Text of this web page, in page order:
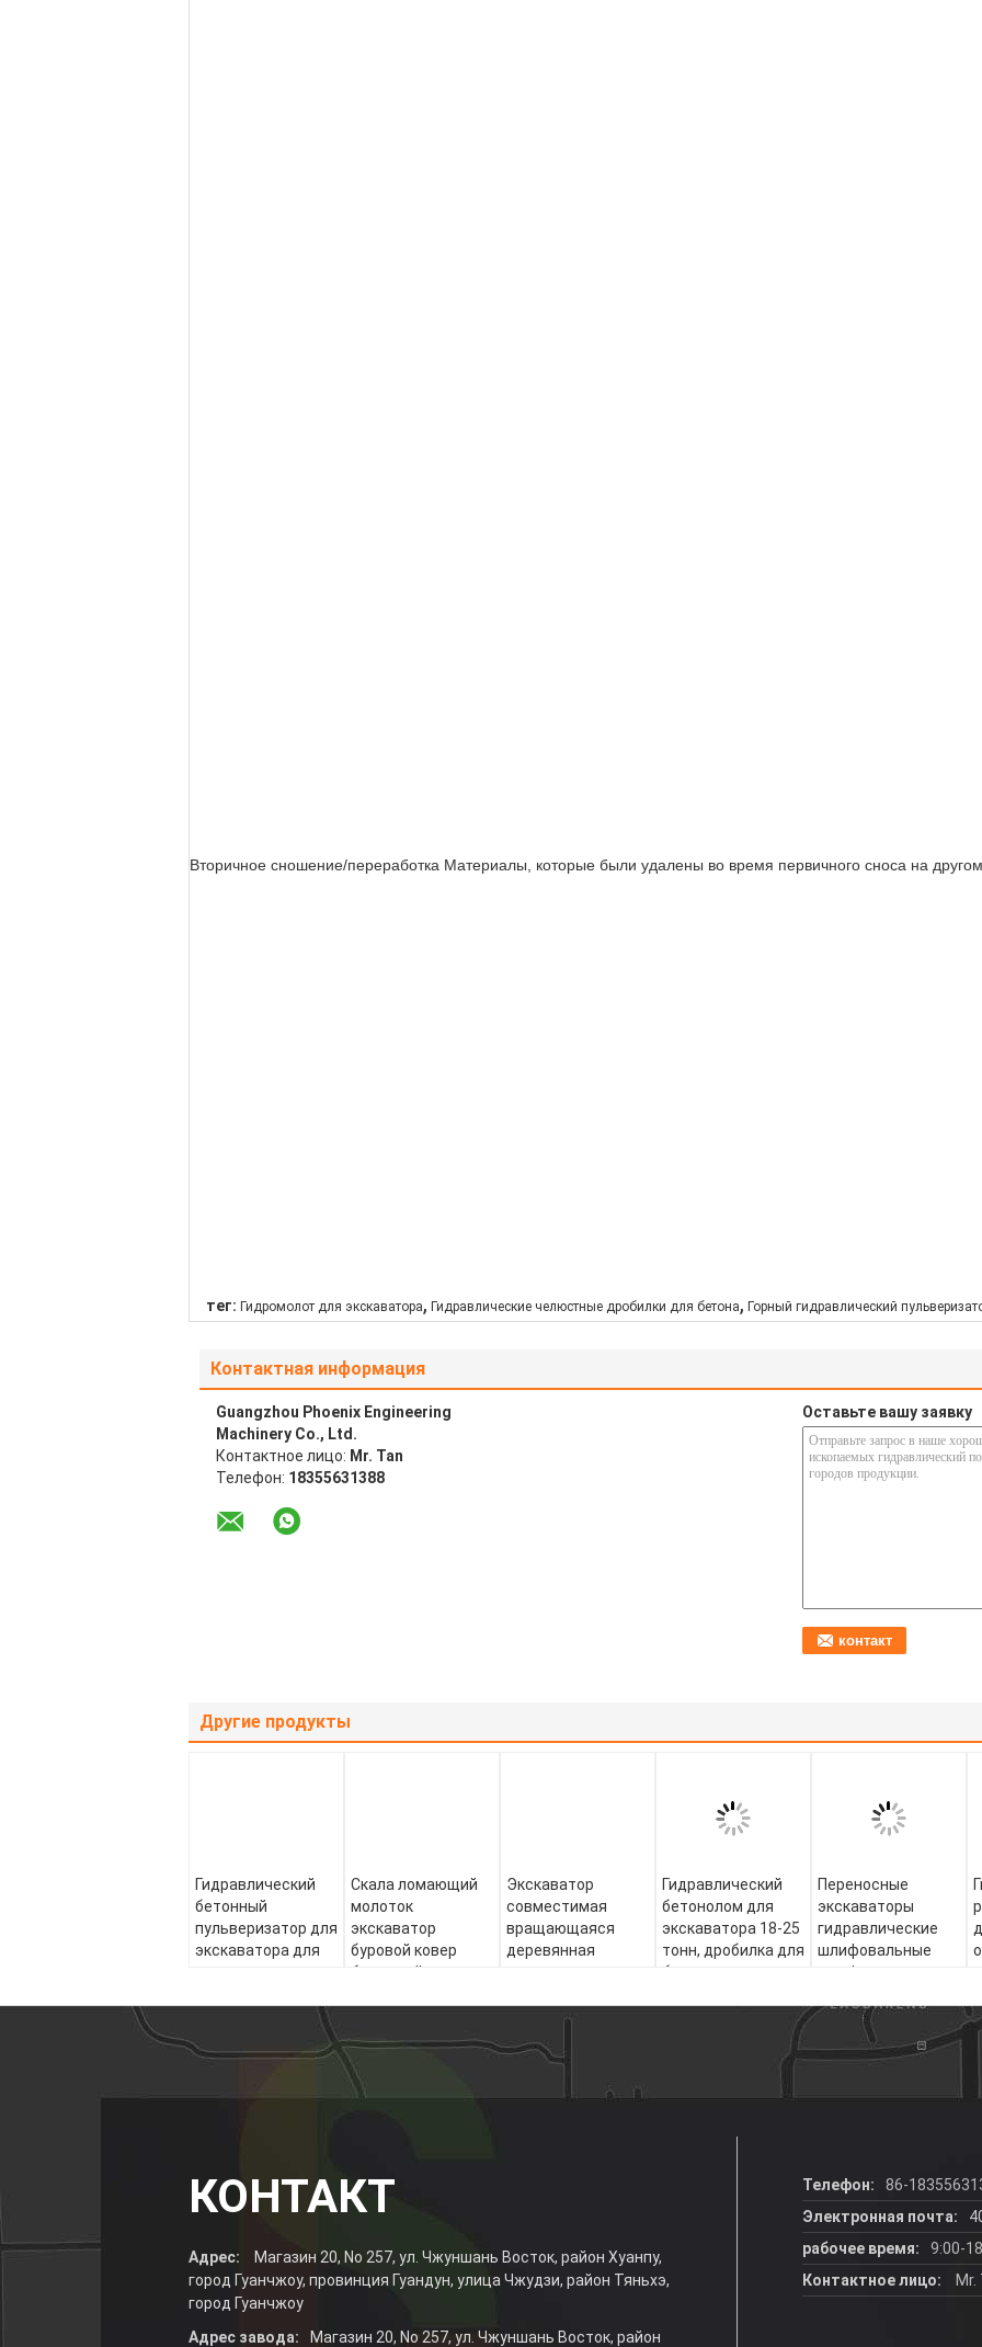
Вторичное сношение/переработка Материалы, которые были удалены во время первичного сноса на другом
тег: Гидромолот для экскаватора, Гидравлические челюстные дробилки для бетона, Горный гидравлический
Контактная информация
Guangzhou Phoenix Engineering
Machinery Co., Ltd.
Контактное лицо: Mr. Tan
Телефон: 18355631388
Оставьте вашу заявку
Другие продукты
Гидравлический
бетонный
пульверизатор для
экскаватора для
Скала ломающий
молоток
экскаватор
буровой ковер
бетонный
сношение Джек
Экскаватор
совместимая
вращающаяся
деревянная
резач для очистки
деревьев
Гидравлический
бетонолом для
экскаватора 18-25
тонн, дробилка для
бетона
Переносные
экскаваторы
гидравлические
шлифовальные
шлифовальные
шлифовальные
машины
КОНТАКТ
Адрес:
Магазин 20, No 257, ул. Чжуншань Восток, район Хуанпу,
город Гуанчжоу, провинция Гуандун, улица Чжудзи, район Тяньхэ,
город Гуанчжоу
Адрес завода:
Магазин 20, No 257, ул. Чжуншань Восток, район
Телефон:
86-
Электронная почта:
рабочее время:
9:00-
Контактное лицо:
Mr.